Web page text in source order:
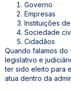
Governo
Empresas
Instituições
Sociedade
Cidadãos
Quando falamos do
legislativo e
ter sido eleito para
atua dentro da